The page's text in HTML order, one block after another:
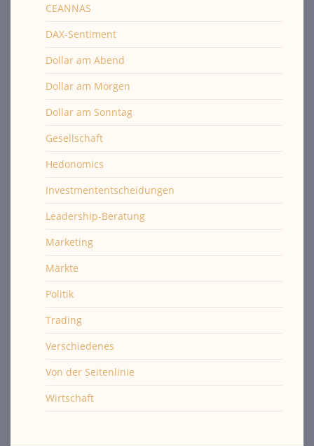
CEANNAS
DAX-Sentiment
Dollar am Abend
Dollar am Morgen
Dollar am Sonntag
Gesellschaft
Hedonomics
Investmententscheidungen
Leadership-Beratung
Marketing
Märkte
Politik
Trading
Verschiedenes
Von der Seitenlinie
Wirtschaft